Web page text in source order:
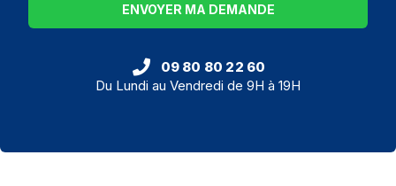
ENVOYER MA DEMANDE
09 80 80 22 60
Du Lundi au Vendredi de 9H à 19H